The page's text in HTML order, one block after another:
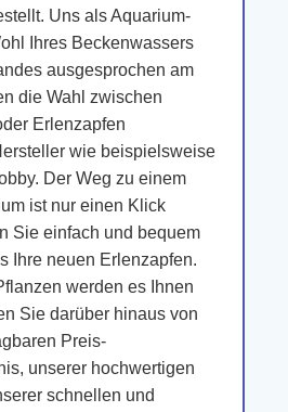
Uns als Aquarium-
Ihres Beckenwassers
ausgesprochen am
die Wahl zwischen
Erlenzapfen
wie beispielsweise
Der Weg zu einem
ist nur einen Klick
Sie einfach und bequem
Ihre neuen Erlenzapfen.
werden es Ihnen
Sie darüber hinaus von
Preis-
unserer hochwertigen
schnellen und